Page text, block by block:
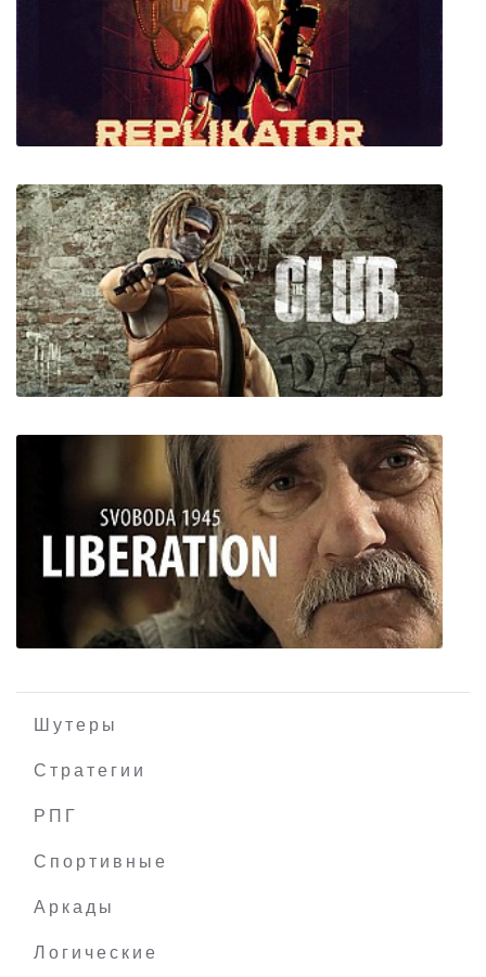
Path Of Aurora
REPLIKATOR
The Club
Шутеры
Стратегии
РПГ
Спортивные
Аркады
Логические